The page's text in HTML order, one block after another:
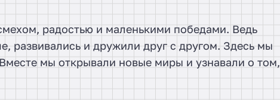
радостью и маленькими победами. Ведь
развивались и дружили друг с другом. Здесь мы
мы открывали новые миры и узнавали о том,